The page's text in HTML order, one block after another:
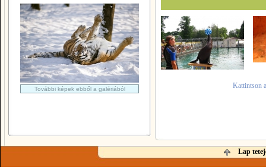
További képek ebből a galériából Kattintson
Lap